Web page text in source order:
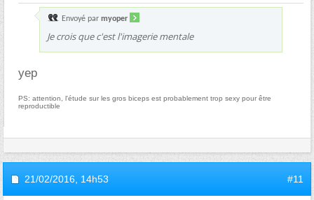
Envoyé par myoper
Je crois que c'est l'imagerie mentale
yep
PS: attention, l'étude sur les gros biceps est probablement trop sexy pour être
reproductible
21/02/2016, 14h53 #11